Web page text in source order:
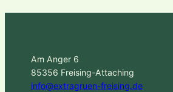
Am Anger 6
85356 Freising-Attaching
info@extragruen-freising.de